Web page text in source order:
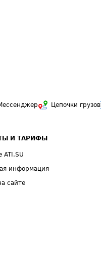
Цепочки грузов
И ТАРИФЫ
ATI.SU
информация
сайте